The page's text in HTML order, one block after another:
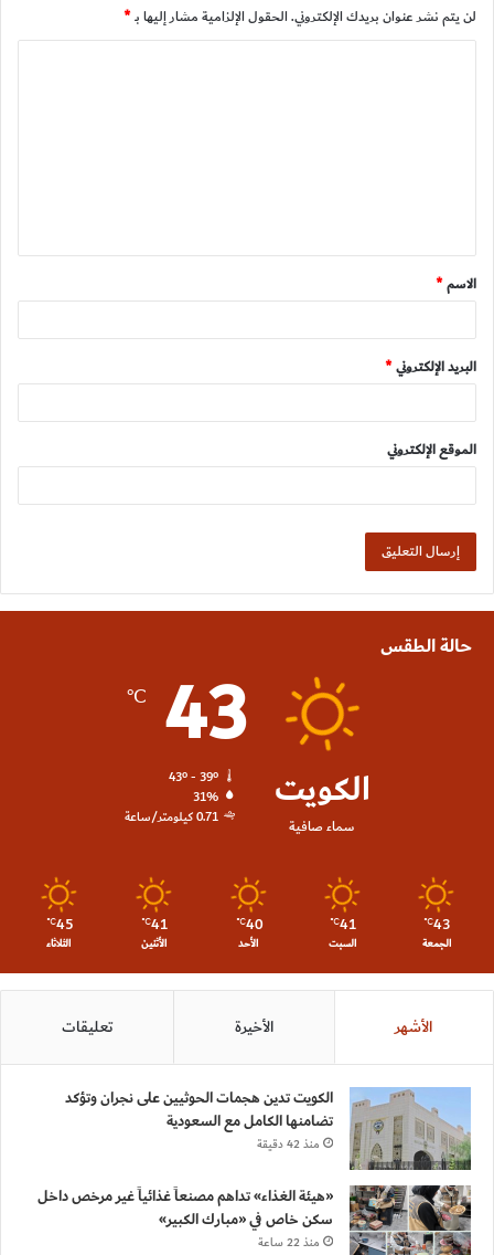
لن يتم نشر عنوان بريدك الإلكتروني.الحقول الإلزامية مشار إليها بـ*
ق
*
الاسم*
البريد الإلكتروني*
الموقع الإلكتروني
حالة الطقس
الكويت
سماء صافية
43
℃
43º - 39º
31%
0.71 كيلومتر/ساعة
43
℃
الجمعة
41
℃
السبت
40
℃
الأحد
41
℃
الأثنين
45
℃
الثلاثاء
الأشهر الأخيرة تعليقات
الكويت تدين هجمات الحوثيين على نجران وتؤكد
تضامنها الكامل مع السعودية
منذ 42 دقيقة
«هيئة الغذاء» تداهم مصنعاً غذائياً غير مرخص داخل
سكن خاص في «مبارك الكبير»
منذ 22 ساعة